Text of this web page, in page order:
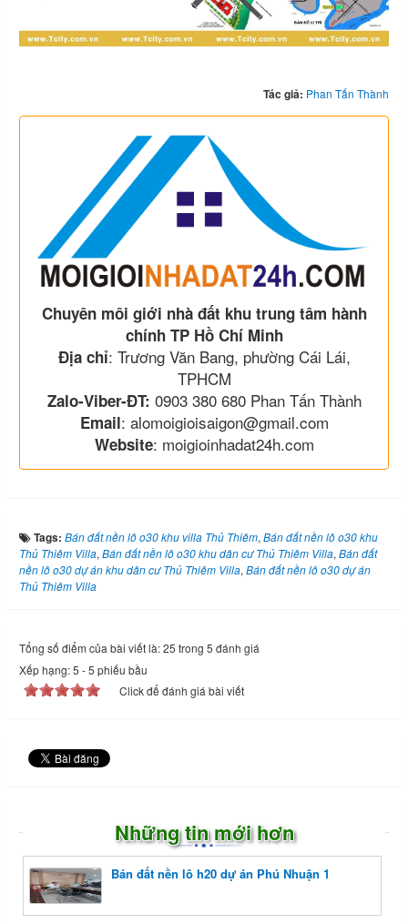
Tác giả: Phan Tấn Thành
Chuyên môi giới nhà đất khu trung tâm hành
chính TP Hồ Chí Minh
Địa chỉ: Trương Văn Bang, phường Cái Lái,
TPHCM
Zalo-Viber-ĐT: 0903 380 680 Phan Tấn Thành
Email: alomoigioisaigon@gmail.com
Website: moigioinhadat24h.com
Tags: Bán đất nền lô o30 khu villa Thủ Thiêm,Bán đất nền lô o30 khu
Thủ Thiêm Villa,Bán đất nền lô o30 khu dân cư Thủ Thiêm Villa,Bán đất
nền lô o30 dự án khu dân cư Thủ Thiêm Villa,Bán đất nền lô o30 dự án
Thủ Thiêm Villa
Tổng số điểm của bài viết là: 25 trong 5 đánh giá
Xếp hạng:5 -5 phiếu bầu
Click để đánh giá bài viết
Những tin mới hơn
Bán đất nền lô h20 dự án Phú Nhuận 1